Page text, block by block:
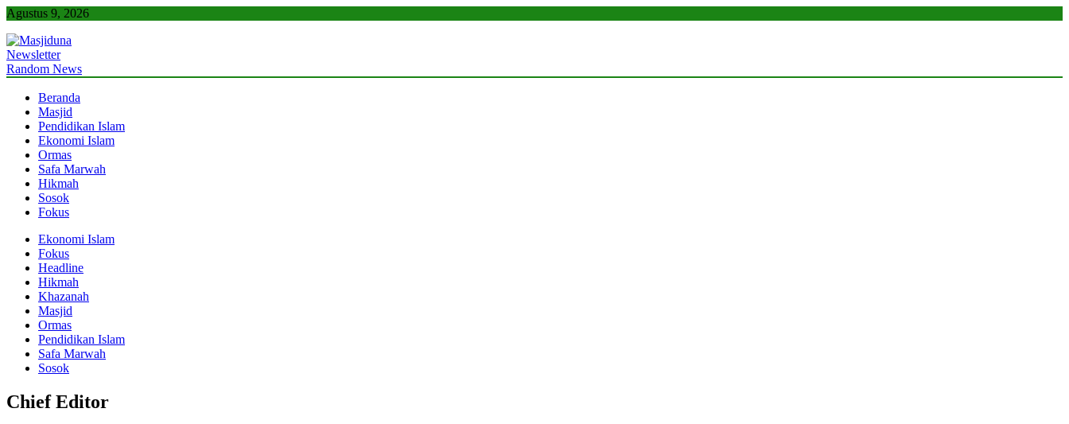
Skip
content
Agustus 9, 2026
Masjiduna
Referensi Berita Islam Indonesia
Newsletter
Random News
Beranda
Masjid
Pendidikan Islam
Ekonomi Islam
Ormas
Safa Marwah
Hikmah
Sosok
Fokus
Ekonomi Islam
Fokus
Headline
Hikmah
Khazanah
Masjid
Ormas
Pendidikan Islam
Safa Marwah
Sosok
Chief Editor